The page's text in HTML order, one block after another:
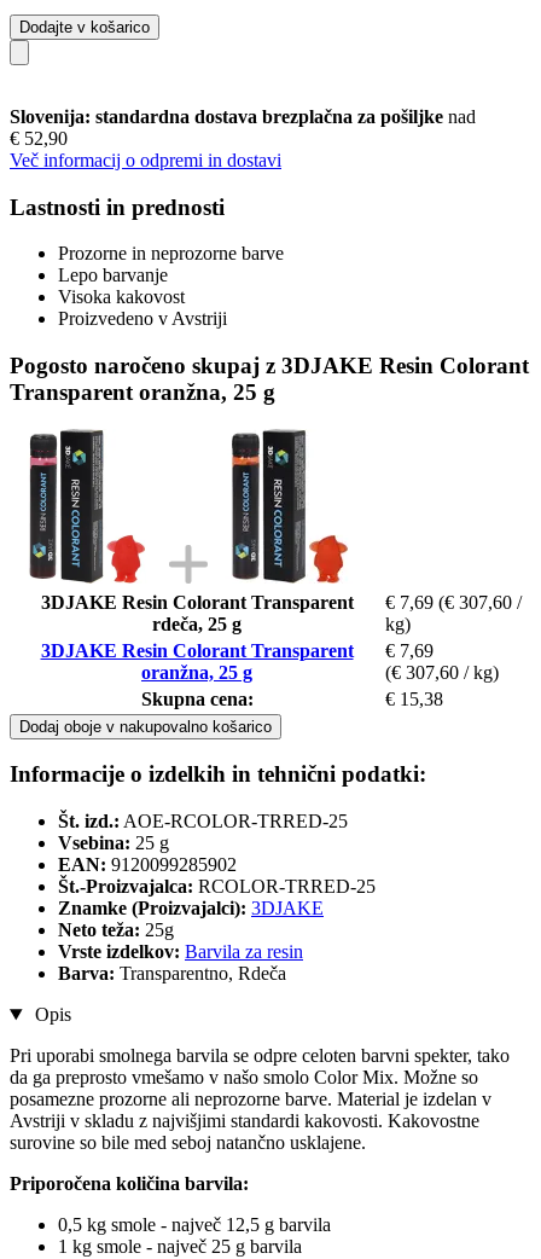
Dodajte v košarico
Slovenija: standardna dostava brezplačna za pošiljke nad
€ 52,90
Več informacij o odpremi in dostavi
Lastnosti in prednosti
Prozorne in neprozorne barve
Lepo barvanje
Visoka kakovost
Proizvedeno v Avstriji
Pogosto naročeno skupaj z 3DJAKE Resin Colorant
Transparent oranžna, 25 g
3DJAKE Resin Colorant Transparent
rdeča, 25 g
€ 7,69 (€ 307,60 /
kg)
3DJAKE Resin Colorant Transparent
oranžna, 25 g
€ 7,69
(€ 307,60 / kg)
Skupna cena:
€ 15,38
Dodaj oboje v nakupovalno košarico
Informacije o izdelkih in tehnični podatki:
Št. izd.: AOE-RCOLOR-TRRED-25
Vsebina: 25 g
EAN: 9120099285902
Št.-Proizvajalca: RCOLOR-TRRED-25
Znamke (Proizvajalci): 3DJAKE
Neto teža: 25g
Vrste izdelkov: Barvila za resin
Barva: Transparentno, Rdeča
Opis
Pri uporabi smolnega barvila se odpre celoten barvni spekter, tako
da ga preprosto vmešamo v našo smolo Color Mix. Možne so
posamezne prozorne ali neprozorne barve. Material je izdelan v
Avstriji v skladu z najvišjimi standardi kakovosti. Kakovostne
surovine so bile med seboj natančno usklajene.
Priporočena količina barvila:
0,5 kg smole - največ 12,5 g barvila
1 kg smole - največ 25 g barvila